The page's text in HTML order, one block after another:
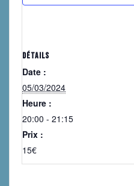
DÉTAILS
Date :
05/03/2024
Heure :
20:00 - 21:15
Prix :
15€